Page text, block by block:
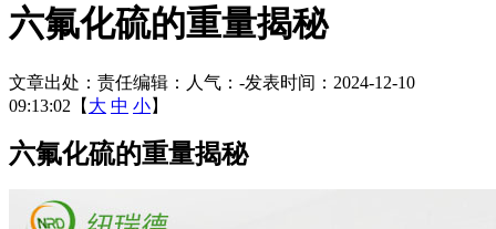
六氟化硫的重量揭秘
文章出处： 责任编辑： 人气： -发表时间：2024-12-10
09:13:02【 大 中 小】
六氟化硫的重量揭秘